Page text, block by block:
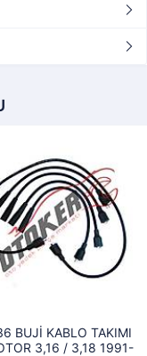
BUJİ KABLO TAKIMI
3,16 / 3,18 1991-